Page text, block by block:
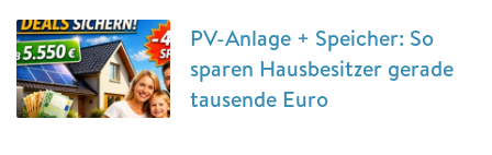
PV-Anlage + Speicher: So
sparen Hausbesitzer gerade
tausende Euro